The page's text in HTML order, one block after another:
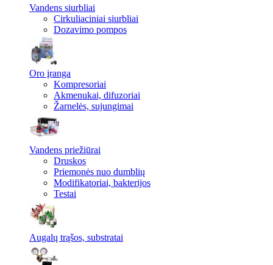
Vandens siurbliai
Cirkuliaciniai siurbliai
Dozavimo pompos
Oro įranga
Kompresoriai
Akmenukai, difuzoriai
Žarnelės, sujungimai
Vandens priežiūrai
Druskos
Priemonės nuo dumblių
Modifikatoriai, bakterijos
Testai
Augalų trąšos, substratai